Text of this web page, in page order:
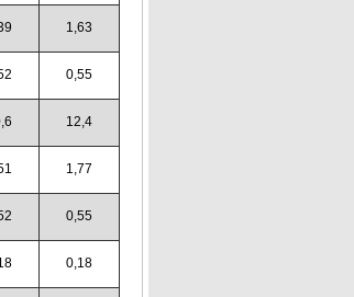
1,63
0,55
12,4
1,77
0,55
0,18